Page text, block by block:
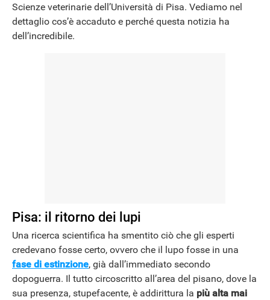
Scienze veterinarie dell’Università di Pisa. Vediamo nel
dettaglio cos’è accaduto e perché questa notizia ha
dell’incredibile.
Pisa: il ritorno dei lupi
Una ricerca scientifica ha smentito ciò che gli esperti
credevano fosse certo, ovvero che il lupo fosse in una
fase di estinzione, già dall’immediato secondo
dopoguerra. Il tutto circoscritto all’area del pisano, dove la
sua presenza, stupefacente, è addirittura la più alta mai